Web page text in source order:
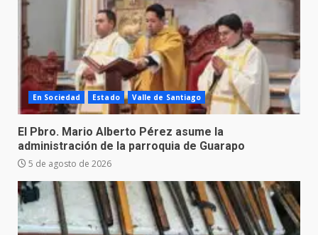
En Sociedad Estado Valle de Santiago
El Pbro. Mario Alberto Pérez asume la
administración de la parroquia de Guarapo
5 de agosto de 2026